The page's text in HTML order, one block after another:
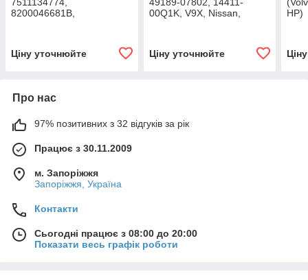
7511134774,
8200046681B,
Ціну уточнюйте
49189-07802, 14411-
00Q1K, V9X, Nissan,
Ціну уточнюйте
HP)
Про нас
97% позитивних з 32 відгуків за рік
Працює з 30.11.2009
м. Запоріжжя
Запоріжжя, Україна
Контакти
Сьогодні працює з 08:00 до 20:00
Показати весь графік роботи